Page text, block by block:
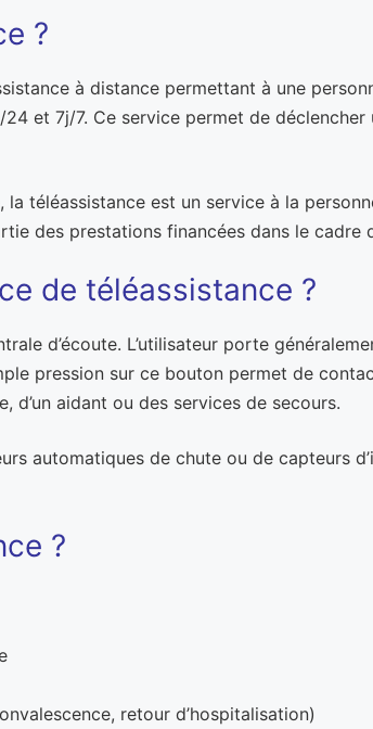
?
à distance permettant à une
et 7j/7. Ce service permet de
téléassistance est un service à la
des prestations financées dans le cadre
de téléassistance ?
d’écoute. L’utilisateur porte
pression sur ce bouton permet de
d’un aidant ou des services de secours.
automatiques de chute ou de capteurs
?
retour d’hospitalisation)